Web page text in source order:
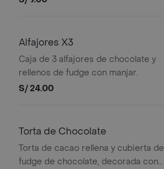
Alfajores X3
Caja de 3 alfajores de chocolate y
rellenos de fudge con manjar.
S/ 24.00
Torta de Chocolate
Torta de cacao rellena y cubierta de
fudge de chocolate, decorada con